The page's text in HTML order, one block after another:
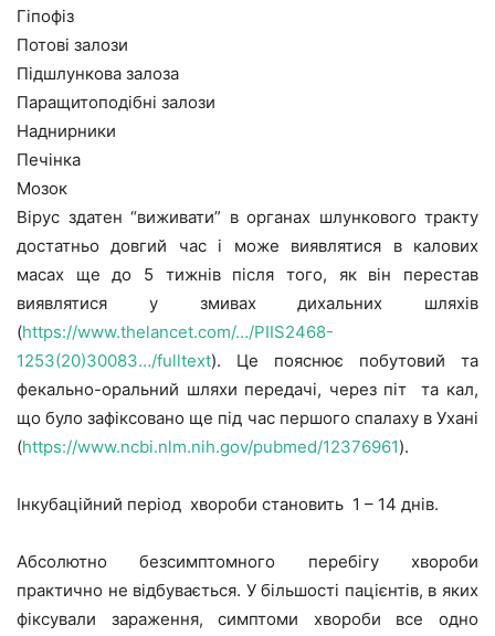
Гіпофіз
Потові залози
Підшлункова залоза
Паращитоподібні залози
Наднирники
Печінка
Мозок
Вірус здатен “виживати” в органах шлункового тракту
достатньо довгий час і може виявлятися в калових
масах ще до 5 тижнів після того, як він перестав
виявлятися у змивах дихальних шляхів
(https://www.thelancet.com/…/PIIS2468-
1253(20)30083…/fulltext). Це пояснює побутовий та
фекально-оральний шляхи передачі, через піт та кал,
що було зафіксовано ще під час першого спалаху в Ухані
(https://www.ncbi.nlm.nih.gov/pubmed/12376961).
Інкубаційний період хвороби становить 1 – 14 днів.
Абсолютно безсимптомного перебігу хвороби
практично не відбувається. У більшості пацієнтів, в яких
фіксували зараження, симптоми хвороби все одно